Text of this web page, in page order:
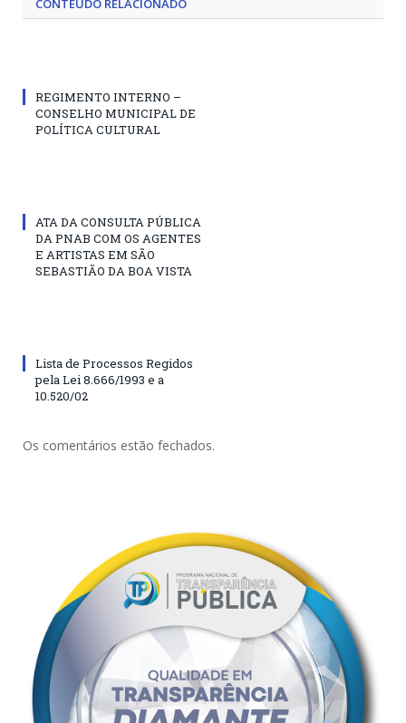
CONTEÚDO RELACIONADO
REGIMENTO INTERNO –
CONSELHO MUNICIPAL DE
POLÍTICA CULTURAL
ATA DA CONSULTA PÚBLICA
DA PNAB COM OS AGENTES
E ARTISTAS EM SÃO
SEBASTIÃO DA BOA VISTA
Lista de Processos Regidos
pela Lei 8.666/1993 e a
10.520/02
Os comentários estão fechados.